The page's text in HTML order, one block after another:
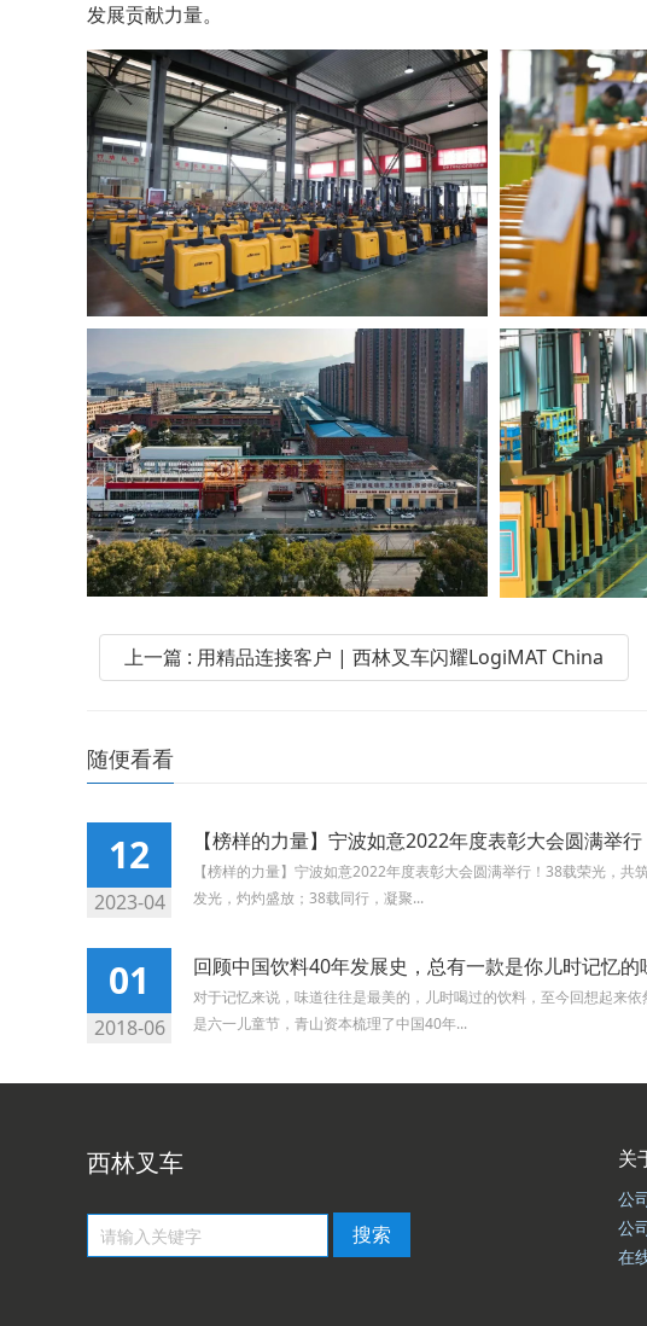
发展贡献力量。
上一篇 : 用精品连接客户 | 西林叉车闪耀LogiMAT China
随便看看
12
2023-04
【榜样的力量】宁波如意2022年度表彰大会圆满举行
【榜样的力量】宁波如意2022年度表彰大会圆满举行！38载荣光，共
发光，灼灼盛放；38载同行，凝聚...
01
2018-06
回顾中国饮料40年发展史，总有一款是你儿时记忆的
对于记忆来说，味道往往是最美的，儿时喝过的饮料，至今回想起来
是六一儿童节，青山资本梳理了中国40年...
西林叉车 关
公
公
在